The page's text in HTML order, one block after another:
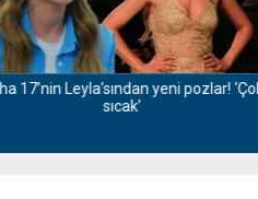
Ceren Ayruk’tan Daha 17
kareler! Rol arkadaşından yorum